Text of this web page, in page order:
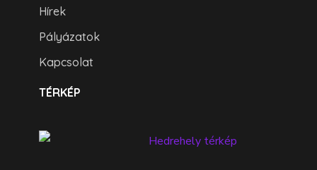
Hírek
Pályázatok
Kapcsolat
TÉRKÉP